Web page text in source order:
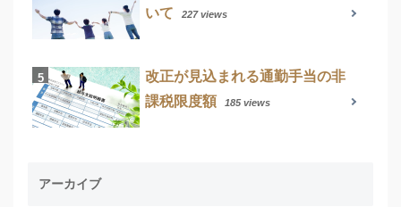
いて
227 views
改正が見込まれる通勤手当の非
課税限度額
185 views
アーカイブ